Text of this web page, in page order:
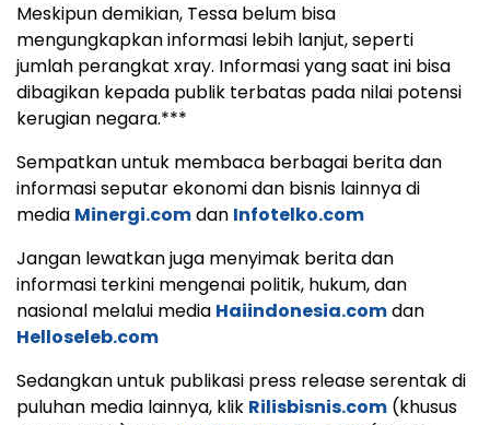
Meskipun demikian, Tessa belum bisa
mengungkapkan informasi lebih lanjut, seperti
jumlah perangkat xray. Informasi yang saat ini bisa
dibagikan kepada publik terbatas pada nilai potensi
kerugian negara.***
Sempatkan untuk membaca berbagai berita dan
informasi seputar ekonomi dan bisnis lainnya di
media Minergi.comdan Infotelko.com
Jangan lewatkan juga menyimak berita dan
informasi terkini mengenai politik, hukum, dan
nasional melalui media Haiindonesia.comdan
Helloseleb.com
Sedangkan untuk publikasi press release serentak di
puluhan media lainnya, klik Rilisbisnis.com (khusus